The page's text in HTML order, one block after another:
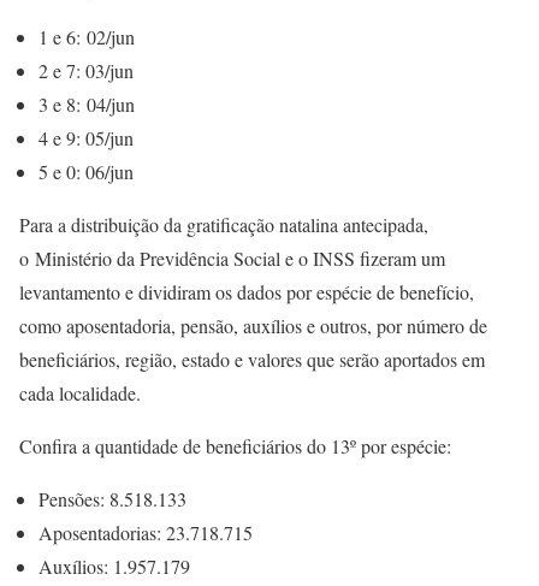
1 e 6: 02/jun
2 e 7: 03/jun
3 e 8: 04/jun
4 e 9: 05/jun
5 e 0: 06/jun
Para a distribuição da gratificação natalina antecipada,
o Ministério da Previdência Social e o INSS fizeram um
levantamento e dividiram os dados por espécie de benefício,
como aposentadoria, pensão, auxílios e outros, por número de
beneficiários, região, estado e valores que serão aportados em
cada localidade.
Confira a quantidade de beneficiários do 13º por espécie:
Pensões: 8.518.133
Aposentadorias: 23.718.715
Auxílios: 1.957.179